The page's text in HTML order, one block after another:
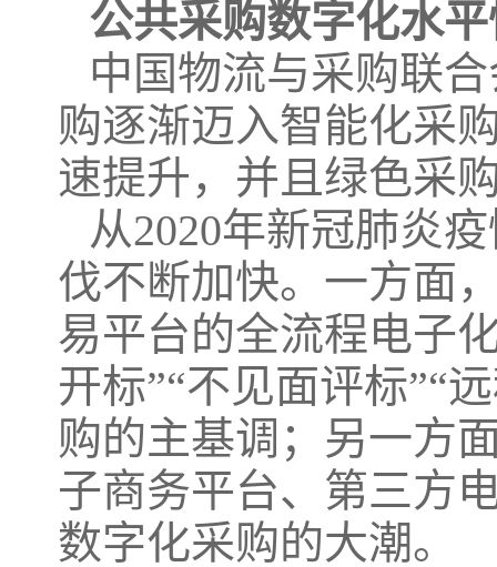
公共采购数字化水
中国物流与采购联
购逐渐迈入智能化采
速提升，并且绿色采
从2020年新冠肺炎
伐不断加快。一方面
易平台的全流程电子
开标”“不见面评标”“
购的主基调；另一方
子商务平台、第三方
数字化采购的大潮。